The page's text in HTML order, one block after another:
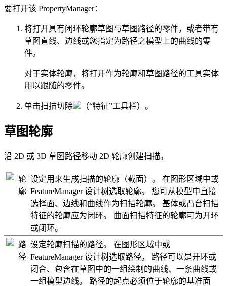
要打开该 PropertyManager：
将打开具有闭环轮廓草图与草图路径的零件，或者带有
草图直线、边线或您指定为路径之模型上的曲线的零
件。
对于实体轮廓，将打开作为轮廓和草图路径的工具实体
用以跟随的零件。
单击扫描切除 （“特征”工具栏）。
草图轮廓
沿 2D 或 3D 草图路径移动 2D 轮廓创建扫描。
轮
廓
设定用来生成扫描的轮廓（截面）。 在图形区域中或
FeatureManager 设计树选取轮廓。 您可从模型中直接
选择面、边线和曲线作为扫描轮廓。 基体或凸台扫描
特征的轮廓应为闭环。 曲面扫描特征的轮廓可为开环
或闭环。
路
径
设定轮廓扫描的路径。 在图形区域中或
FeatureManager 设计树选取路径。 路径可以是开环或
闭合、包含在草图中的一组绘制的曲线、一条曲线或
一组模型边线。 路径的起点必须位于轮廓的基准面